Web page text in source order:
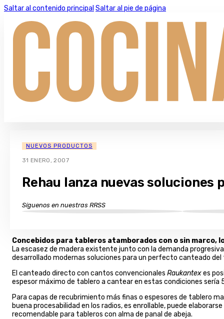
Saltar al contenido principal Saltar al pie de página
NUEVOS PRODUCTOS
31 ENERO, 2007
Rehau lanza nuevas
Síguenos en nuestras RRSS
Concebidos para tableros atamborados con o sin marco,
La escasez de madera existente junto con la demanda
desarrollado modernas soluciones para un perfecto canteado
El canteado directo con cantos convencionales Raukantexes
espesor máximo de tablero a cantear en estas condiciones
Para capas de recubrimiento más finas o espesores de tablero
buena procesabilidad en los radios, es enrollable, puede
recomendable para tableros con alma de panal de abeja.